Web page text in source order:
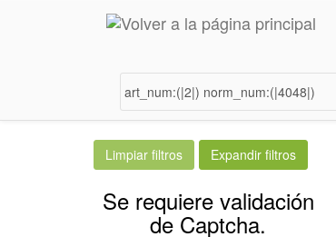
Se requiere validación
de Captcha.